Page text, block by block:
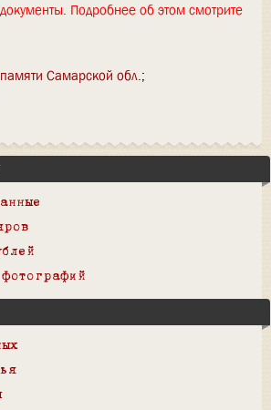
Подробнее об этом смотрите
Самарской обл.